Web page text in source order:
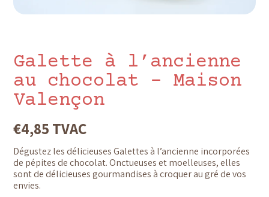
Galette à l’ancienne
au chocolat – Maison
Valençon
€4,85 TVAC
Dégustez les délicieuses Galettes à l’ancienne incorporées
de pépites de chocolat. Onctueuses et moelleuses, elles
sont de délicieuses gourmandises à croquer au gré de vos
envies.